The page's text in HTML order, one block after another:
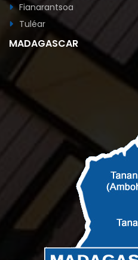
Fianarantsoa
Tuléar
MADAGASCAR